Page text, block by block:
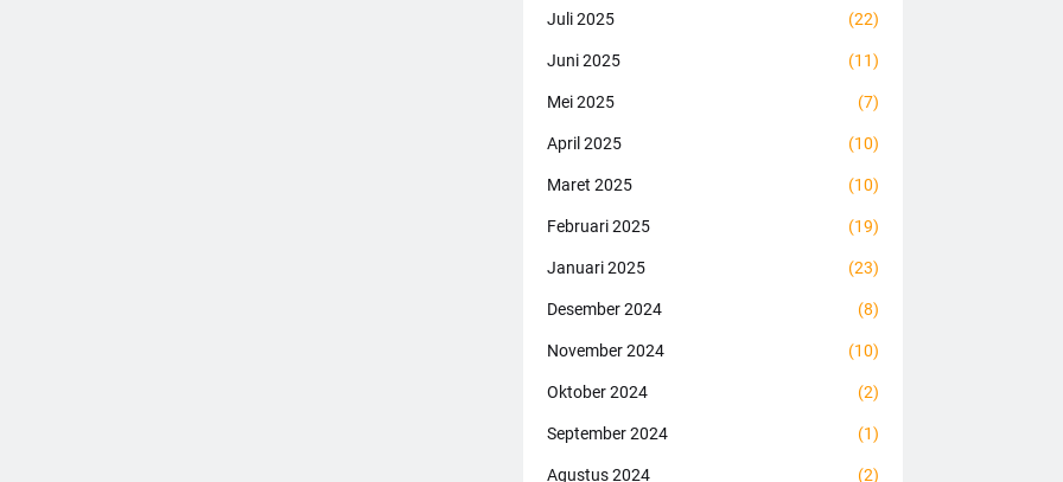
Juli 2025 (22)
Juni 2025 (11)
Mei 2025 (7)
April 2025 (10)
Maret 2025 (10)
Februari 2025 (19)
Januari 2025 (23)
Desember 2024 (8)
November 2024 (10)
Oktober 2024 (2)
September 2024 (1)
Agustus 2024 (2)